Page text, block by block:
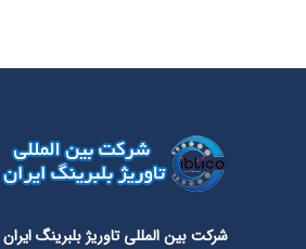
شرکت بین المللی تاوریژ بلبرینگ ایران